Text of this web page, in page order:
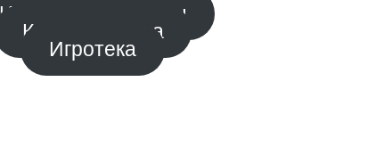
Интересные факты
Книжная полка
Игротека